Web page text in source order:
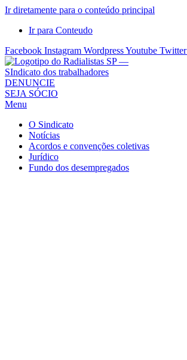
Ir diretamente para o conteúdo principal
Ir para Conteudo
Facebook Instagram WordpressYoutube Twitter
Sindicato
dos
Radialistas
São
Paulo
Sindicato
DENUNCIE
SEJA SÓCIO
Menu
O Sindicato
Notícias
Acordos e convenções coletivas
Jurídico
Fundo dos desempregados